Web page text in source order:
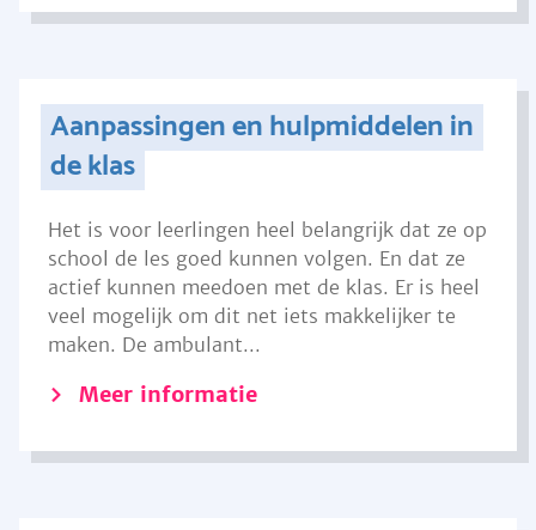
Aanpassingen en hulpmiddelen in
de klas
Het is voor leerlingen heel belangrijk dat ze op
school de les goed kunnen volgen. En dat ze
actief kunnen meedoen met de klas. Er is heel
veel mogelijk om dit net iets makkelijker te
maken. De ambulant...
Meer informatie